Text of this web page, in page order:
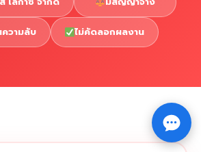
รับทำวิจัย รับทำวิทยานิพนธ์ รับทำ⇧
วามลับ ไม่คัดลอกผลงาน